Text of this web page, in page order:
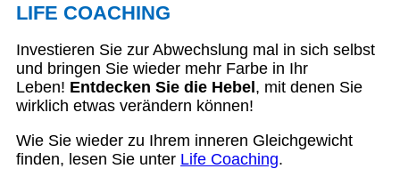
LIFE COACHING
Investieren Sie zur Abwechslung mal in sich selbst
und bringen Sie wieder mehr Farbe in Ihr
Leben! Entdecken Sie die Hebel , mit denen Sie
wirklich etwas verändern können!
Wie Sie wieder zu Ihrem inneren Gleichgewicht
finden, lesen Sie unter Life Coaching.